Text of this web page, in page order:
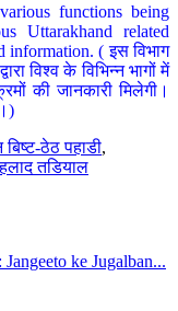
functions being
Uttarakhand related
information. ( इस विभाग
विश्व के विभिन्न भागों में
की जानकारी मिलेगी।
ठेठ पहाडी,
तडियाल
Jangeeto ke Jugalban...